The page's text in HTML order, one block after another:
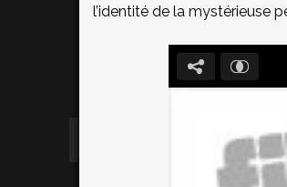
l’identité de la mystérieuse